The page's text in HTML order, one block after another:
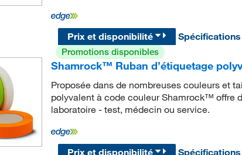
Prix et disponibilité
Promotions disponibles
Shamrock™ Ruban d’étiquetage
Proposée dans de nombreuses couleurs et
polyvalent à code couleur Shamrock™ offre
laboratoire - test, médecin ou service.
Prix et disponibilité